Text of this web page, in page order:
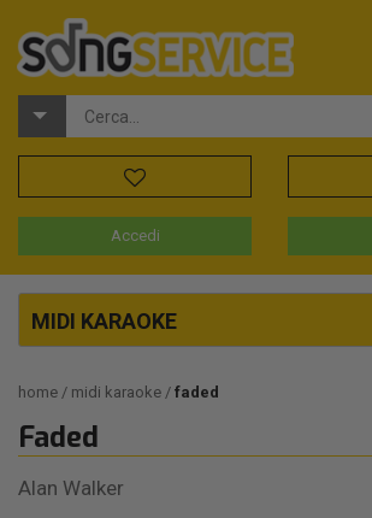
Accedi
MIDI KARAOKE
home midi karaoke faded
Faded
Alan Walker